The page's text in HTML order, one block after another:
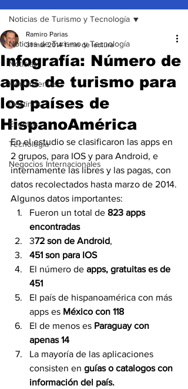
Noticias de Turismo y Tecnología
Noticias
Herramientas
Destinos
Eventos
Tecnología
Negocios Internacionales
Noticias de Turismo y Tecnología
Infografía: Número de
apps de turismo para
los países de
HispanoAmérica
Ramiro Parias
31 mar 2014 1 min de lectura
En el estudio se clasificaron las apps en
2 grupos, para IOS y para Android, e
internamente las libres y las pagas, con
datos recolectados hasta marzo de 2014.
Algunos datos importantes:
Fueron un total de 823 apps
encontradas
372 son de Android,
451 son para IOS
El número de apps, gratuitas es de
451
El país de hispanoamérica con más
apps es México con 118
El de menos es Paraguay con
apenas 14
La mayoría de las aplicaciones
consisten en guías o catalogos con
información del país.